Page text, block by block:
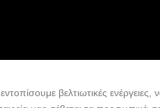
βελτιωτικές ενέργειες,